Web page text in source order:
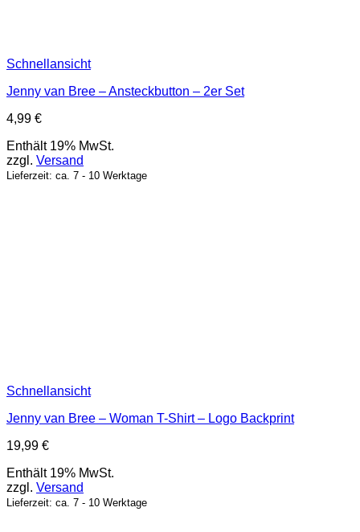
Schnellansicht
Jenny van Bree – Ansteckbutton – 2er Set
4,99 €
Enthält 19% MwSt.
zzgl. Versand
Lieferzeit: ca. 7 - 10 Werktage
Schnellansicht
Jenny van Bree – Woman T-Shirt – Logo Backprint
19,99 €
Enthält 19% MwSt.
zzgl. Versand
Lieferzeit: ca. 7 - 10 Werktage